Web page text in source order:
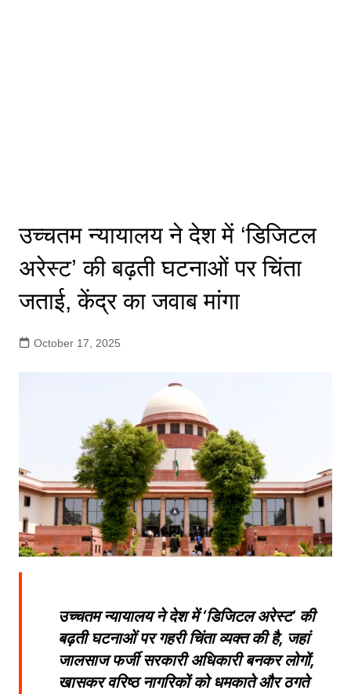
उच्चतम न्यायालय ने देश में ‘डिजिटल
अरेस्ट’ की बढ़ती घटनाओं पर चिंता
जताई, केंद्र का जवाब मांगा
October 17, 2025
उच्चतम न्यायालय ने देश में ‘डिजिटल अरेस्ट’ की
बढ़ती घटनाओं पर गहरी चिंता व्यक्त की है, जहां
जालसाज फर्जी सरकारी अधिकारी बनकर लोगों,
खासकर वरिष्ठ नागरिकों को धमकाते और ठगते